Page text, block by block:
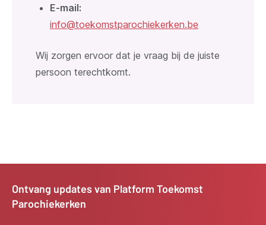
E-mail:
info@toekomstparochiekerken.be
Wij zorgen ervoor dat je vraag bij de juiste
persoon terechtkomt.
Ontvang updates van Platform Toekomst
Parochiekerken